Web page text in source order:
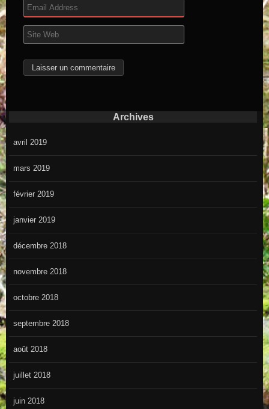
Archives
avril 2019
mars 2019
février 2019
janvier 2019
décembre 2018
novembre 2018
octobre 2018
septembre 2018
août 2018
juillet 2018
juin 2018